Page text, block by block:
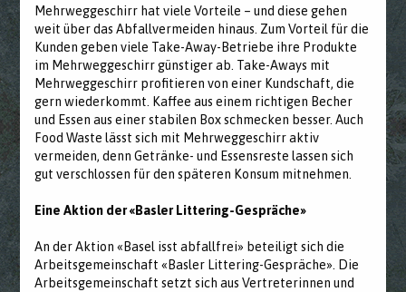
Mehrweggeschirr hat viele Vorteile – und diese gehen
weit über das Abfallvermeiden hinaus. Zum Vorteil für die
Kunden geben viele Take-Away-Betriebe ihre Produkte
im Mehrweggeschirr günstiger ab. Take-Aways mit
Mehrweggeschirr profitieren von einer Kundschaft, die
gern wiederkommt. Kaffee aus einem richtigen Becher
und Essen aus einer stabilen Box schmecken besser. Auch
Food Waste lässt sich mit Mehrweggeschirr aktiv
vermeiden, denn Getränke- und Essensreste lassen sich
gut verschlossen für den späteren Konsum mitnehmen.
Eine Aktion der «Basler Littering-Gespräche»
An der Aktion «Basel isst abfallfrei» beteiligt sich die
Arbeitsgemeinschaft «Basler Littering-Gespräche». Die
Arbeitsgemeinschaft setzt sich aus Vertreterinnen und